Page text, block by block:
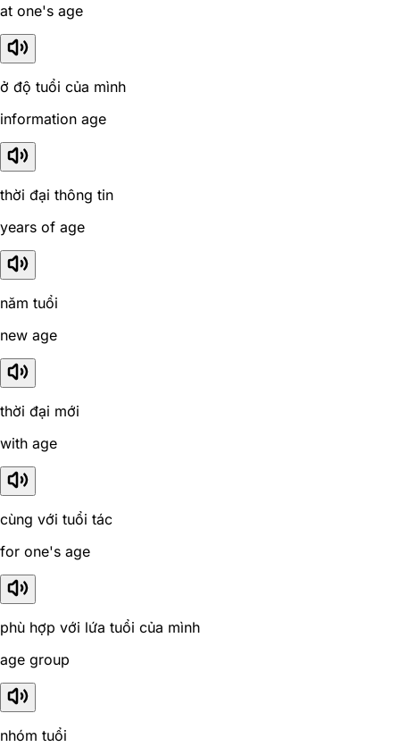
at one's age
ở độ tuổi của mình
information age
thời đại thông tin
years of age
năm tuổi
new age
thời đại mới
with age
cùng với tuổi tác
for one's age
phù hợp với lứa tuổi của mình
age group
nhóm tuổi